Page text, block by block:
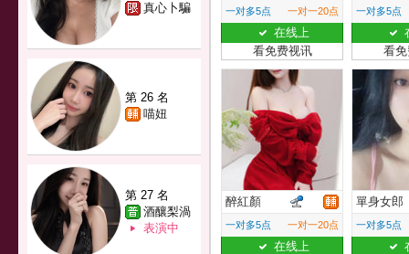
真心卜騙
第 26 名
喵妞
第 27 名
酒釀梨渦
表演中
一对多5点 一对一20点
在线上
看免费视讯
一对多5点
看
醉紅顏
一对多5点 一对一20点
在线上
單身女郎
一对多5点